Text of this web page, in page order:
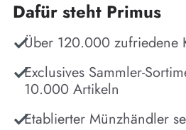
Dafür steht Primus
Über 120.000 zufriedene
Exclusives Sammler-
10.000 Artikeln
Etablierter Münzhändler